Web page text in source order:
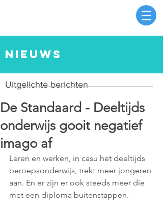
nieuws
Uitgelichte berichten
De Standaard - Deeltijds
onderwijs gooit negatief
imago af
Leren en werken, in casu het deeltijds
beroepsonderwijs, trekt meer jongeren
aan. En er zijn er ook steeds meer die
met een diploma buitenstappen.